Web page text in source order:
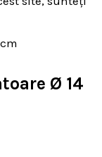
Ø 14